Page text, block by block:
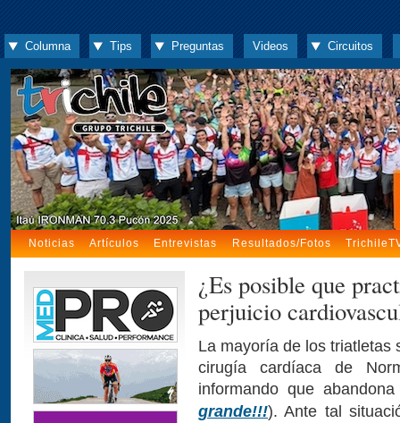
Columna Tips Preguntas Videos Circuitos
Noticias Artículos Entrevistas Resultados/Fotos
¿Es posible que
perjuicio
La mayoría de los triatletas
cirugía cardíaca de
informando que
grande!!!). Ante tal